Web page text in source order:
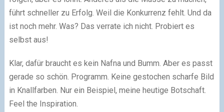
führt schneller zu Erfolg. Weil die Konkurrenz fehlt. Und da
ist noch mehr. Was? Das verrate ich nicht. Probiert es
selbst aus!
Klar, dafür braucht es kein Nafna und Bumm. Aber es passt
gerade so schön. Programm. Keine gestochen scharfe Bild
in Knallfarben. Nur ein Beispiel, meine heutige Botschaft.
Feel the Inspiration.